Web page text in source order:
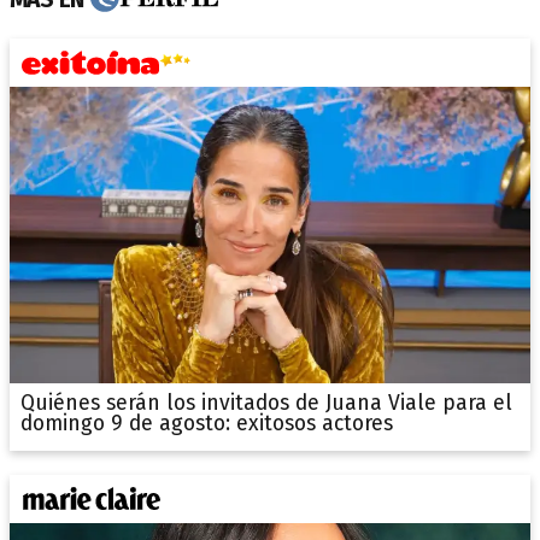
Quiénes serán los invitados de Juana Viale para el
domingo 9 de agosto: exitosos actores